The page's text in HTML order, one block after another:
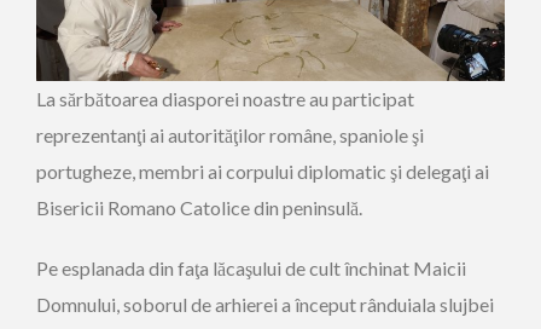
La sărbătoarea diasporei noastre au participat
reprezentanţi ai autorităţilor române, spaniole şi
portugheze, membri ai corpului diplomatic şi delegaţi ai
Bisericii Romano Catolice din peninsulă.
Pe esplanada din faţa lăcaşului de cult închinat Maicii
Domnului, soborul de arhierei a început rânduiala slujbei